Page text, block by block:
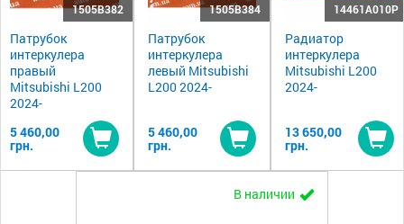
1505B382
Патрубок
интеркулера
правый
Mitsubishi L200
2024-
5 460,00
грн.
Купить
1505B384
Патрубок
интеркулера
левый Mitsubishi
L200 2024-
5 460,00
грн.
Купить
14461A010P
Радиатор
интеркулера
Mitsubishi L200
2024-
13 650,00
грн.
В наличии